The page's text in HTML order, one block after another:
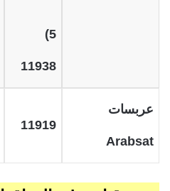
5)
11938
عربسات
Arabsat
11919